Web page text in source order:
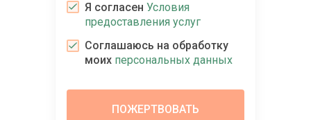
Я согласен Условия
предоставления услуг
Соглашаюсь на обработку
моих персональных данных